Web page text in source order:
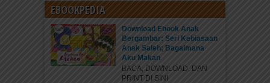
EBOOKPEDIA
Download Ebook Anak
Bergambar: Seri Kebiasaan
Anak Saleh; Bagaimana
Aku Makan
BACA, DOWNLOAD, DAN
PRINT DI SINI